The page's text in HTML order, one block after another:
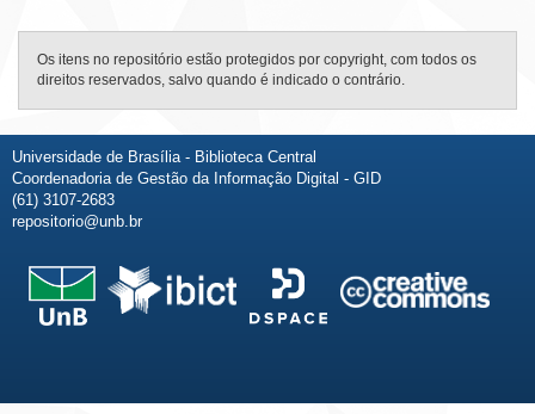
Os itens no repositório estão protegidos por copyright, com todos os
direitos reservados, salvo quando é indicado o contrário.
Universidade de Brasília - Biblioteca Central
Coordenadoria de Gestão da Informação Digital - GID
(61) 3107-2683
repositorio@unb.br